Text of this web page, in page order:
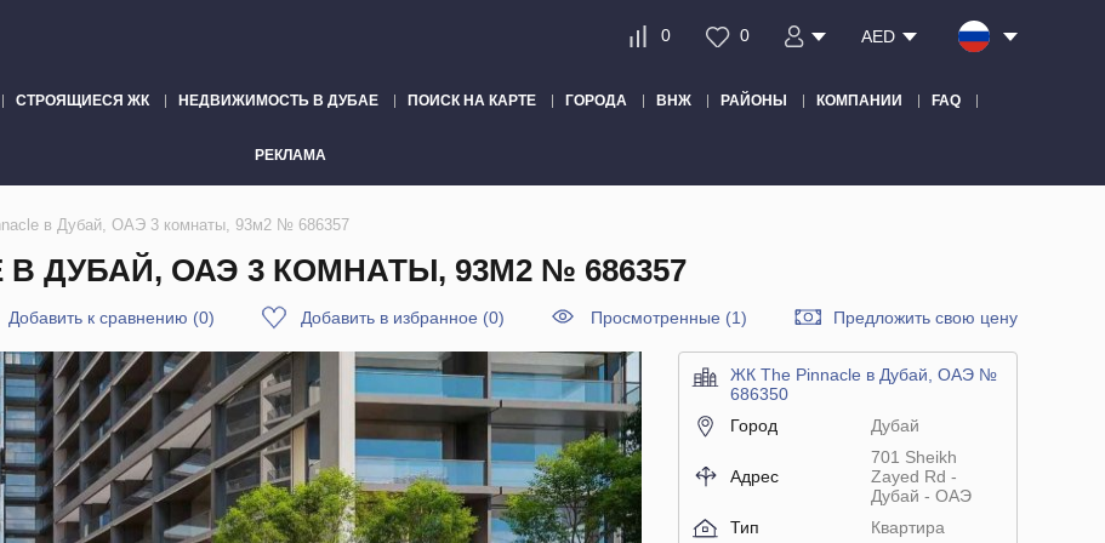
0 0 AED
СТРОЯЩИЕСЯ ЖК НЕДВИЖИМОСТЬ В ДУБАЕ ПОИСК НА КАРТЕ ГОРОДА ВНЖ РАЙОНЫ КОМПАНИИ FAQ
РЕКЛАМА
в Дубай, ОАЭ 3 комнаты, 93м2 № 686357
В ДУБАЙ, ОАЭ 3 КОМНАТЫ, 93М2 № 686357
Добавить к сравнению (0) Добавить в избранное (0) Просмотренные (1) Предложить свою цену
ЖК The Pinnacle в Дубай, ОАЭ №
686350
Город
Дубай
Адрес
701 Sheikh
Zayed Rd -
Дубай - ОАЭ
Тип
Квартира